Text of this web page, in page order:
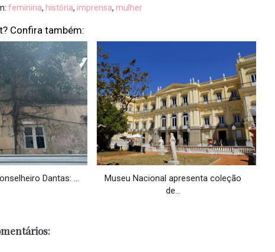
feminina, história,imprensa,mulher
Confira também:
Dantas: ...
Museu Nacional apresenta coleção
de...